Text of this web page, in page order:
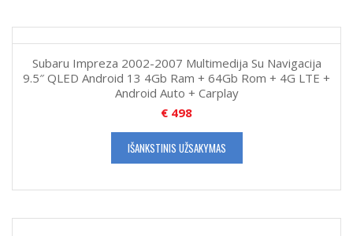
Subaru Impreza 2002-2007 Multimedija Su Navigacija
9.5″ QLED Android 13 4Gb Ram + 64Gb Rom + 4G LTE +
Android Auto + Carplay
€ 498
IŠANKSTINIS UŽSAKYMAS